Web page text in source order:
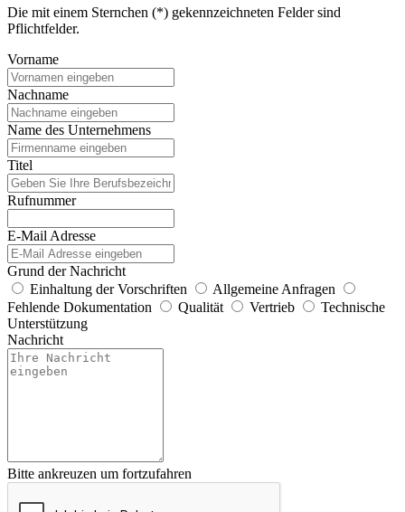
Die mit einem Sternchen (*) gekennzeichneten Felder sind
Pflichtfelder.
Vorname
Nachname
Name des Unternehmens
Titel
Rufnummer
E-Mail Adresse
Grund der Nachricht
Einhaltung der Vorschriften
Allgemeine Anfragen
Fehlende Dokumentation
Qualität Vertrieb
Technische
Unterstützung
Nachricht
Bitte ankreuzen um fortzufahren